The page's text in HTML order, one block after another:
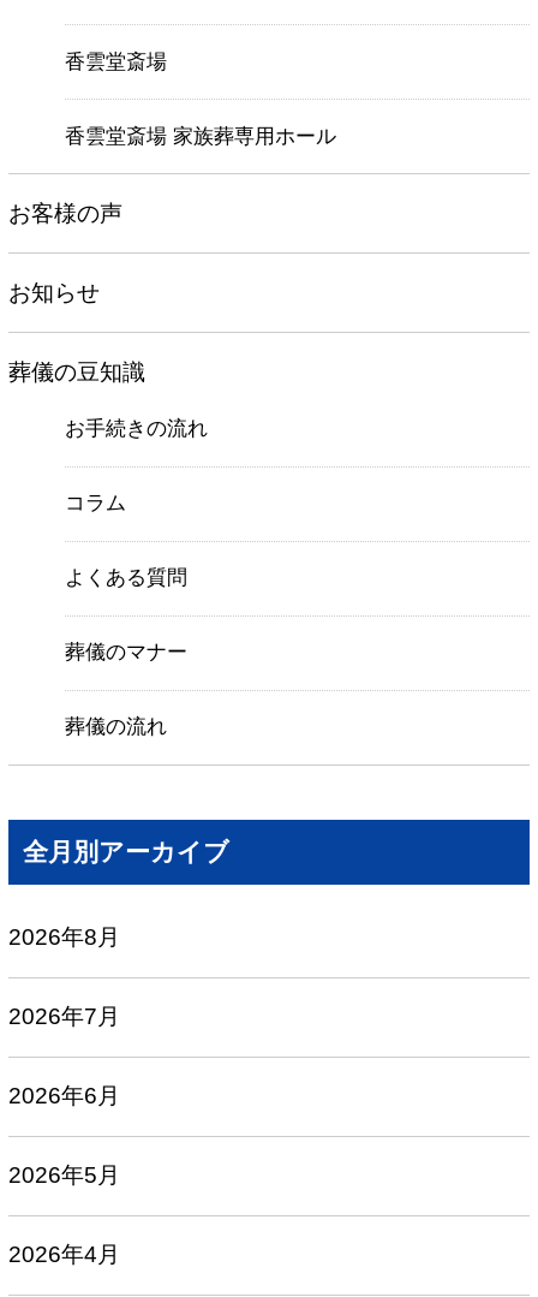
香雲堂斎場
香雲堂斎場 家族葬専用ホール
お客様の声
お知らせ
葬儀の豆知識
お手続きの流れ
コラム
よくある質問
葬儀のマナー
葬儀の流れ
全月別アーカイブ
2026年8月
2026年7月
2026年6月
2026年5月
2026年4月